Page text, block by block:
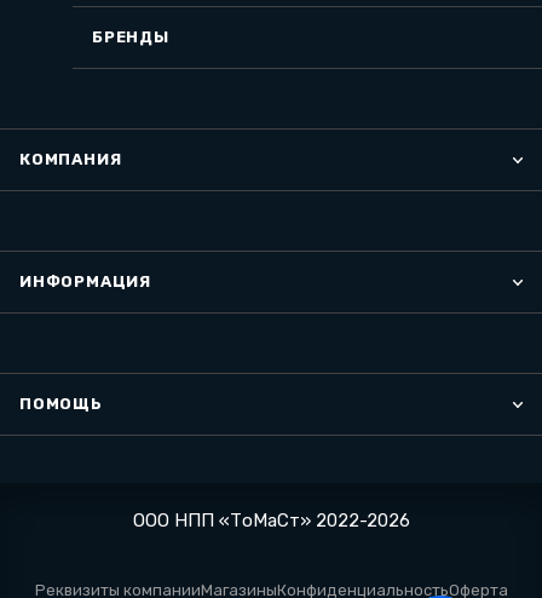
БРЕНДЫ
КОМПАНИЯ
ИНФОРМАЦИЯ
ПОМОЩЬ
ООО НПП «ТоМаСт» 2022-2026
Реквизиты компанииМагазиныКонфиденциальностьОферта